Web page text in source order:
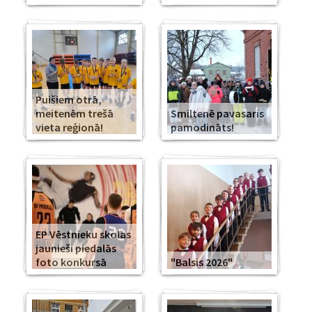
Puišiem otrā,
meitenēm trešā
vieta reģionā!
Smiltenē pavasaris
pamodināts!
EP Vēstnieku skolas
jaunieši piedalās
foto konkursā
"Balsis 2026"